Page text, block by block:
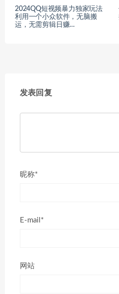
2024QQ短视频暴力独家玩法
利用一个小众软件，无脑搬
运，无需剪辑日赚…
发表回复
昵称*
E-mail*
网站